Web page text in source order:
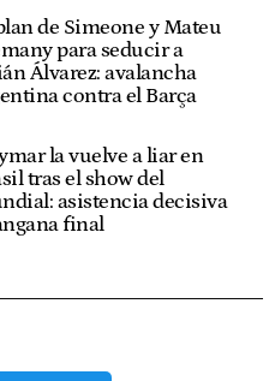
de Simeone y Mateu
para seducir a
Álvarez: avalancha
contra el Barça
la vuelve a liar en
tras el show del
asistencia decisiva
final